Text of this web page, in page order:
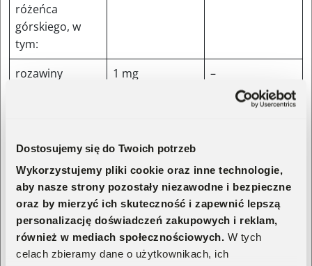
Dostosujemy się do Twoich potrzeb
Wykorzystujemy pliki cookie oraz inne technologie,
aby nasze strony pozostały niezawodne i bezpieczne
oraz by mierzyć ich skuteczność i zapewnić lepszą
personalizację doświadczeń zakupowych i reklam,
również w mediach społecznościowych. W tych
celach zbieramy dane o użytkownikach, ich
różeńca
górskiego, w
tym:
rozawiny 1 mg
–
kwiatów
rumianku
pospolitego
Ekstrakt z
owoców
męczennicy
20 mg